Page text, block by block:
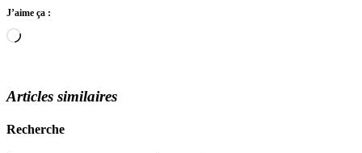
J’aime ça :
Loading…
Articles similaires
Recherche